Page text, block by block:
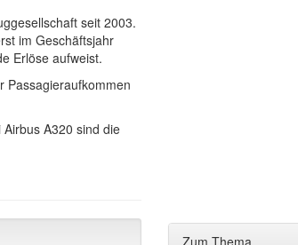
seit 2003.
im Geschäftsjahr
Erlöse aufweist.
Passagieraufkommen
A320 sind die
Zum Thema